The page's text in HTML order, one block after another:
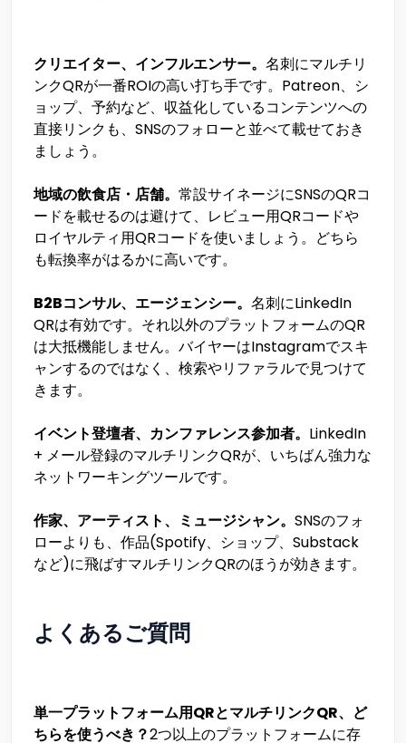
クリエイター、インフルエンサー。 名刺にマルチリ
ンクQRが一番ROIの高い打ち手です。Patreon、シ
ョップ、予約など、収益化しているコンテンツへの
直接リンクも、SNSのフォローと並べて載せておき
ましょう。
地域の飲食店・店舗。 常設サイネージにSNSのQRコ
ードを載せるのは避けて、レビュー用QRコードや
ロイヤルティ用QRコードを使いましょう。どちら
も転換率がはるかに高いです。
B2Bコンサル、エージェンシー。 名刺にLinkedIn
QRは有効です。それ以外のプラットフォームのQR
は大抵機能しません。バイヤーはInstagramでスキ
ャンするのではなく、検索やリファラルで見つけて
きます。
イベント登壇者、カンファレンス参加者。 LinkedIn
+ メール登録のマルチリンクQRが、いちばん強力な
ネットワーキングツールです。
作家、アーティスト、ミュージシャン。 SNSのフォ
ローよりも、作品(Spotify、ショップ、Substack
など)に飛ばすマルチリンクQRのほうが効きます。
よくあるご質問
単一プラットフォーム用QRとマルチリンクQR、ど
ちらを使うべき？2つ以上のプラットフォームに存